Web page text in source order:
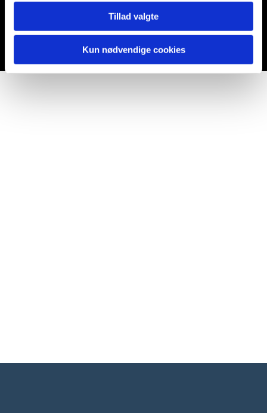
Tillad valgte
Kun nødvendige cookies
Du vil måske også kunne lide...